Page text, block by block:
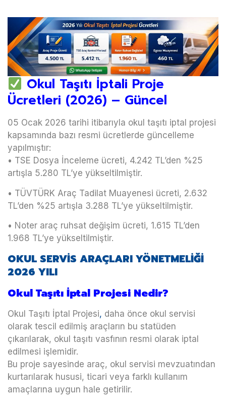
Okul Taşıtı İptali Proje
Ücretleri (2026) – Güncel
05 Ocak 2026 tarihi itibarıyla okul taşıtı iptal projesi
kapsamında bazı resmi ücretlerde güncelleme
yapılmıştır:
• TSE Dosya İnceleme ücreti, 4.242 TL’den %25
artışla 5.280 TL’ye yükseltilmiştir.
• TÜVTÜRK Araç Tadilat Muayenesi ücreti, 2.632
TL’den %25 artışla 3.288 TL’ye yükseltilmiştir.
• Noter araç ruhsat değişim ücreti, 1.615 TL’den
1.968 TL’ye yükseltilmiştir.
OKUL SERVİS ARAÇLARI YÖNETMELİĞİ
2026 YILI
Okul Taşıtı İptal Projesi Nedir?
Okul Taşıtı İptal Projesi, daha önce okul servisi
olarak tescil edilmiş araçların bu statüden
çıkarılarak, okul taşıtı vasfının resmi olarak iptal
edilmesi işlemidir.
Bu proje sayesinde araç, okul servisi mevzuatından
kurtarılarak hususi, ticari veya farklı kullanım
amaçlarına uygun hale getirilir.